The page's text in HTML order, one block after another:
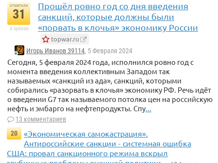
отметили
31
в архиве
Прошёл ровно год со дня введения
санкций, которые должны были
«порвать в клочья» экономику России
topwar.ru
Игорь Иванов 39114, 5 Февраля 2024
Сегодня, 5 февраля 2024 года, исполнился ровно год с
момента введения коллективным Западом так
называемых «санкций из ада», санкций, которыми
собирались «разорвать в клочья» экономику РФ. Речь идёт
о введении G7 так называемого потолка цен на российскую
нефть и эмбарго на нефтепродукты. Спу...
13 комментариев
20
«Экономическая самокастрация».
Антироссийские санкции - системная ошибка
США: провал санкционного режима вскрыл